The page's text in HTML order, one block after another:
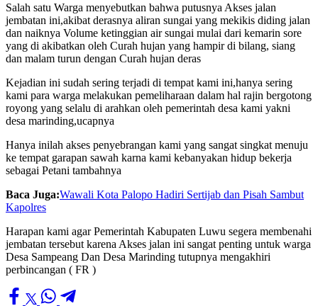
Salah satu Warga menyebutkan bahwa putusnya Akses jalan
jembatan ini,akibat derasnya aliran sungai yang mekikis diding jalan
dan naiknya Volume ketinggian air sungai mulai dari kemarin sore
yang di akibatkan oleh Curah hujan yang hampir di bilang, siang
dan malam turun dengan Curah hujan deras
Kejadian ini sudah sering terjadi di tempat kami ini,hanya sering
kami para warga melakukan pemeliharaan dalam hal rajin bergotong
royong yang selalu di arahkan oleh pemerintah desa kami yakni
desa marinding,ucapnya
Hanya inilah akses penyebrangan kami yang sangat singkat menuju
ke tempat garapan sawah karna kami kebanyakan hidup bekerja
sebagai Petani tambahnya
Baca Juga:Wawali Kota Palopo Hadiri Sertijab dan Pisah Sambut
Kapolres
Harapan kami agar Pemerintah Kabupaten Luwu segera membenahi
jembatan tersebut karena Akses jalan ini sangat penting untuk warga
Desa Sampeang Dan Desa Marinding tutupnya mengakhiri
perbincangan ( FR )